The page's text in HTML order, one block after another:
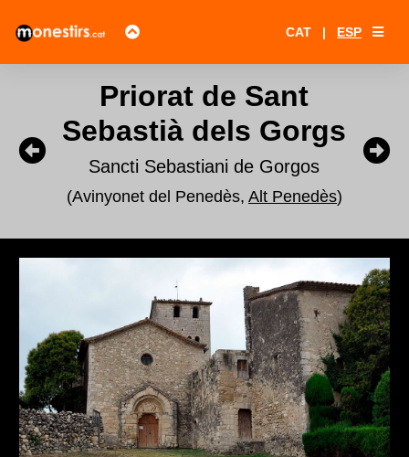
CAT | ESP
Priorat de Sant
Sebastià dels Gorgs
Sancti Sebastiani de Gorgos
(Avinyonet del Penedès, Alt Penedès)